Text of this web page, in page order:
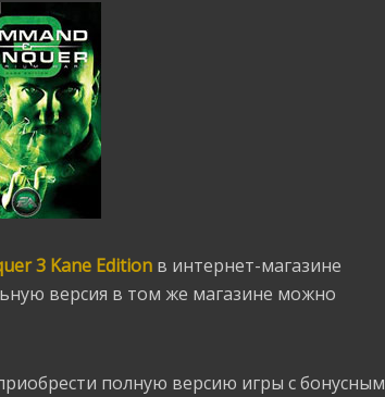
3 Kane Edition в интернет-магазине
версия в том же магазине можно
полную версию игры с бонусным